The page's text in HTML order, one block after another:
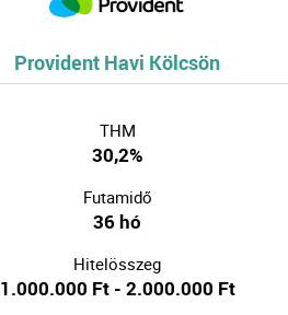
Provident Havi Kölcsön
THM
30,2%
Futamidő
36 hó
Hitelösszeg
1.000.000 Ft - 2.000.000 Ft